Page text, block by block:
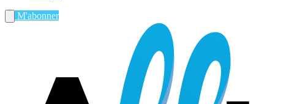
M'abonner